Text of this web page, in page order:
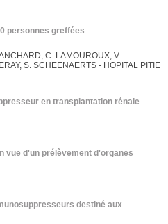
personnes greffées
C. LAMOUROUX, V.
S. SCHEENAERTS - HOPITAL PITIE
en transplantation rénale
vue d'un prélèvement d'organes
destiné aux